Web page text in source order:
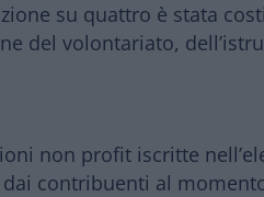
su quattro è stata
del volontariato,
non profit iscritte
contribuenti al